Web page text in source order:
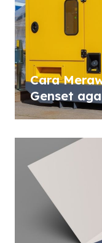
Cara
Genset